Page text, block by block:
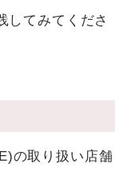
してみてくださ
の取り扱い店舗